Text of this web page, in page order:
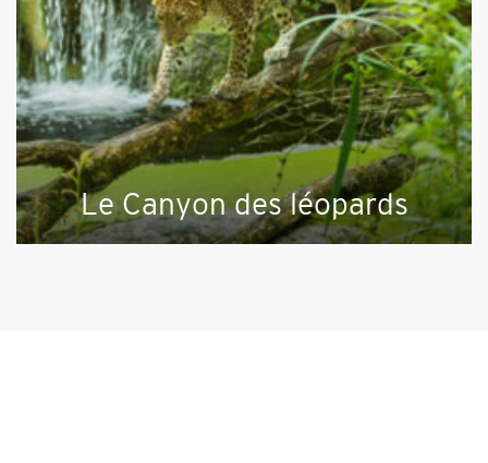
Le Canyon des léopards